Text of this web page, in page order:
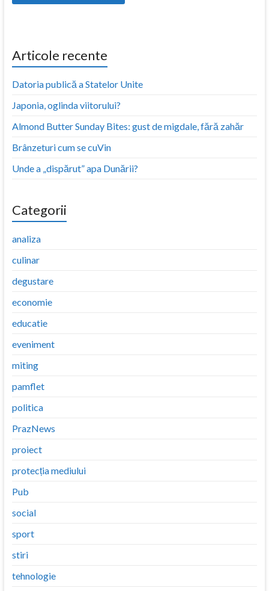
Articole recente
Datoria publică a Statelor Unite
Japonia, oglinda viitorului?
Almond Butter Sunday Bites: gust de migdale, fără zahăr
Brânzeturi cum se cuVin
Unde a „dispărut” apa Dunării?
Categorii
analiza
culinar
degustare
economie
educatie
eveniment
miting
pamflet
politica
PrazNews
proiect
protecția mediului
Pub
social
sport
stiri
tehnologie